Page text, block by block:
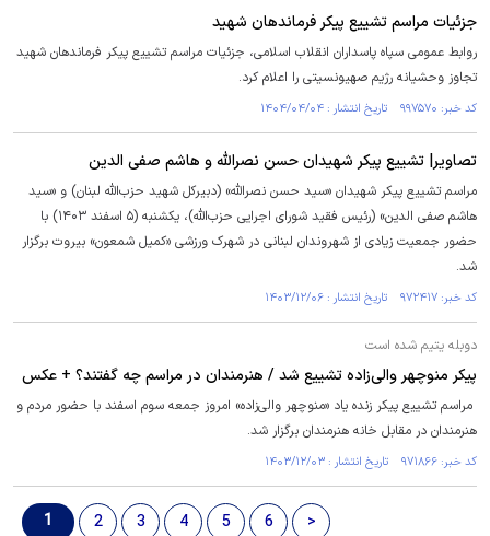
جزئیات مراسم تشییع پیکر فرماندهان شهید
روابط عمومی سپاه پاسداران انقلاب اسلامی، جزئیات مراسم تشییع پیکر فرماندهان شهید
تجاوز وحشیانه رژیم صهیونسیتی را اعلام کرد.
کد خبر: ۹۹۷۵۷۰ تاریخ انتشار : ۱۴۰۴/۰۴/۰۴
تصاویر| تشییع پیکر شهیدان حسن نصرالله و هاشم صفی الدین
مراسم تشییع پیکر شهیدان «سید حسن نصرالله» (دبیرکل شهید حزب‌الله لبنان) و «سید
هاشم صفی الدین» (رئیس فقید شورای اجرایی حزب‌الله)، یکشنبه (۵ اسفند ۱۴۰۳) با
حضور جمعیت زیادی از شهروندان لبنانی در شهرک ورزشی «کمیل شمعون» بیروت برگزار
شد.
کد خبر: ۹۷۲۴۱۷ تاریخ انتشار : ۱۴۰۳/۱۲/۰۶
دوبله یتیم شده است
پیکر منوچهر والی‌زاده تشییع شد / هنرمندان در مراسم چه گفتند؟ + عکس
مراسم تشییع پیکر زنده یاد «منوچهر والی‌زاده» امروز جمعه سوم اسفند با حضور مردم و
هنرمندان در مقابل خانه هنرمندان برگزار شد.
کد خبر: ۹۷۱۸۶۶ تاریخ انتشار : ۱۴۰۳/۱۲/۰۳
1 2 3 4 5 6 >